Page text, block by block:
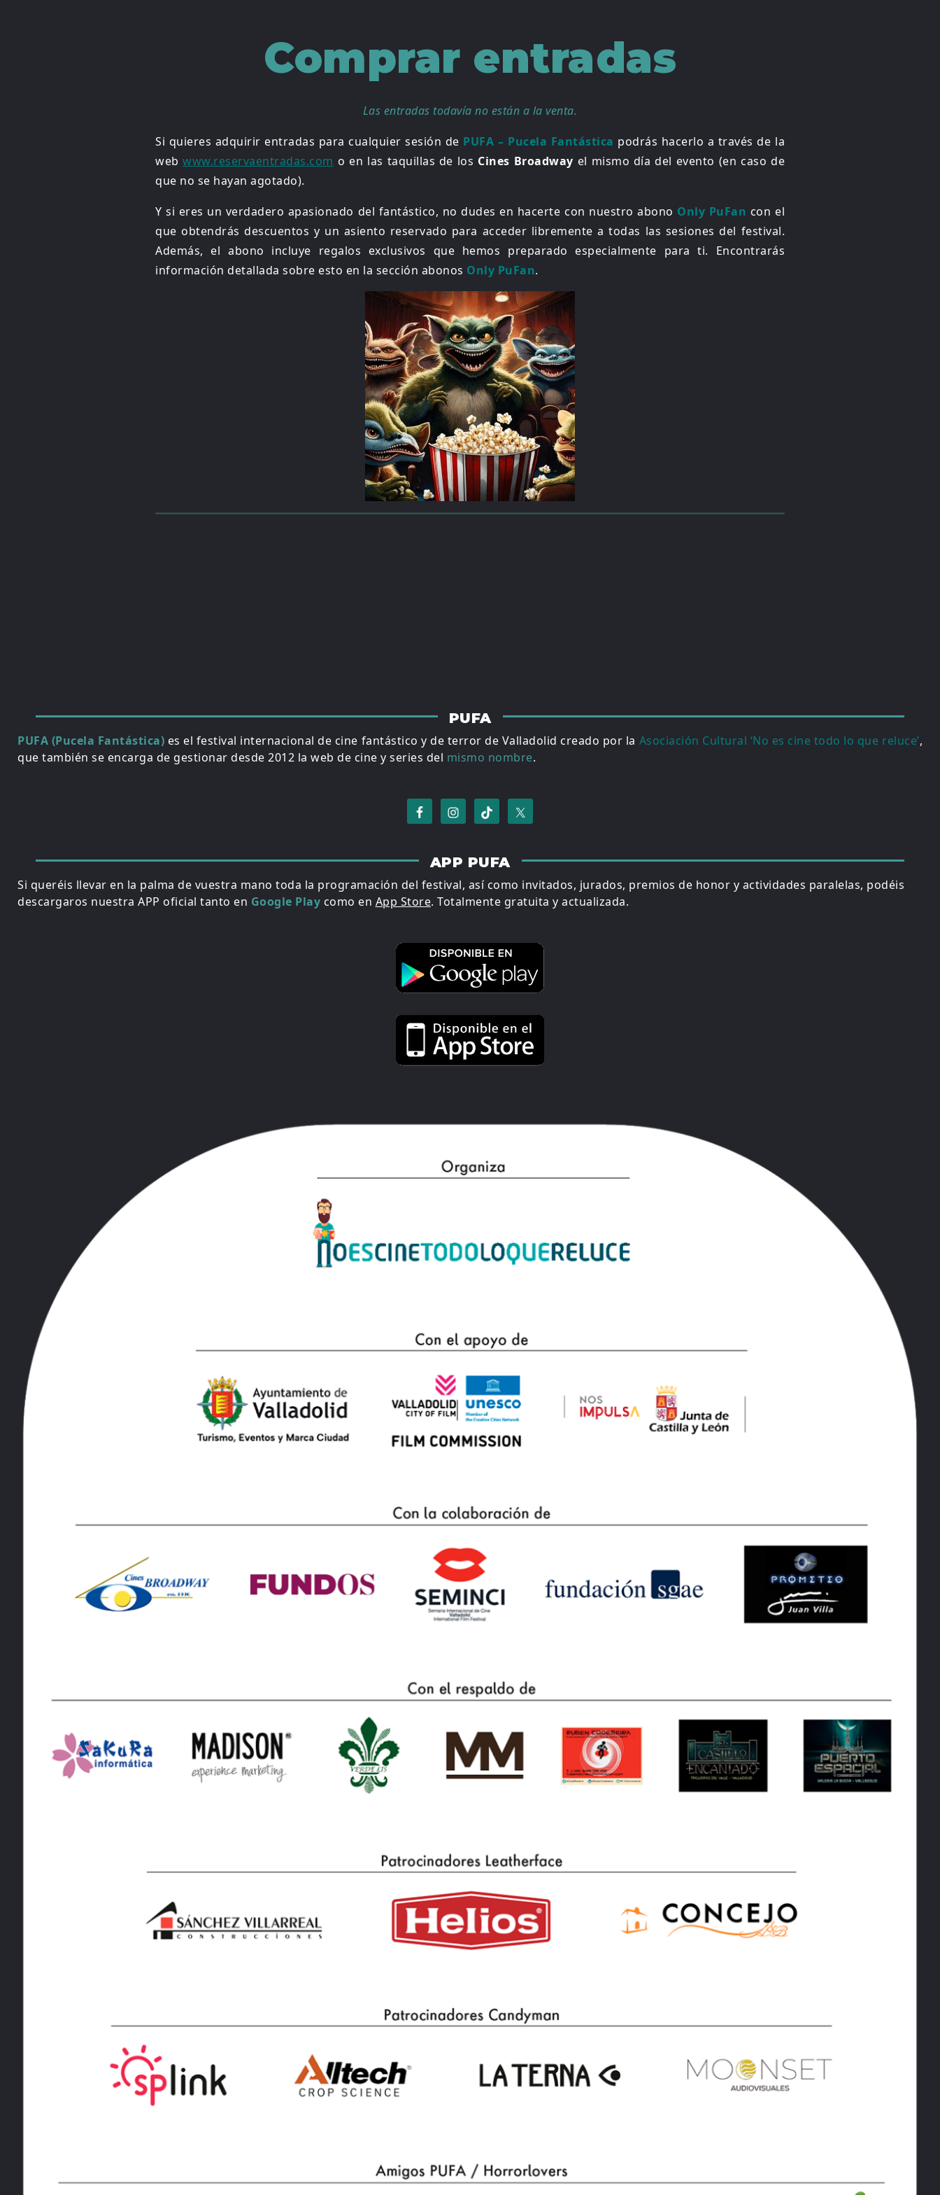
Comprar entradas
Las entradas todavía no están a la venta.
Si quieres adquirir entradas para cualquier sesión de PUFA – Pucela Fantástica podrás hacerlo a través de la
webwww.reservaentradas.com o en las taquillas de los Cines Broadway el mismo día del evento (en caso de
que no se hayan agotado).
Y si eres un verdadero apasionado del fantástico, no dudes en hacerte con nuestro abono Only PuFan con el
que obtendrás descuentos y un asiento reservado para acceder libremente a todas las sesiones del festival.
Además, el abono incluye regalos exclusivos que hemos preparado especialmente para ti. Encontrarás
información detallada sobre esto en la sección abonos Only PuFan.
PUFA
PUFA (Pucela Fantástica) es el festival internacional de cine fantástico y de terror de Valladolid creado por la Asociación Cultural ‘No es cine todo lo que reluce’,
que también se encarga de gestionar desde 2012 la web de cine y series del mismo nombre.
APP PUFA
Si queréis llevar en la palma de vuestra mano toda la programación del festival, así como invitados, jurados, premios de honor y actividades paralelas, podéis
descargaros nuestra APP oficial tanto en Google Play como en App Store. Totalmente gratuita y actualizada.